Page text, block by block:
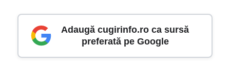
Adaugă cugirinfo.ro ca sursă
preferată pe Google